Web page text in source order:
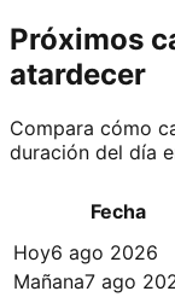
Próximos
atardecer
Compara cómo
duración del día
Fecha
Hoy6 ago 2026
Mañana7 ago